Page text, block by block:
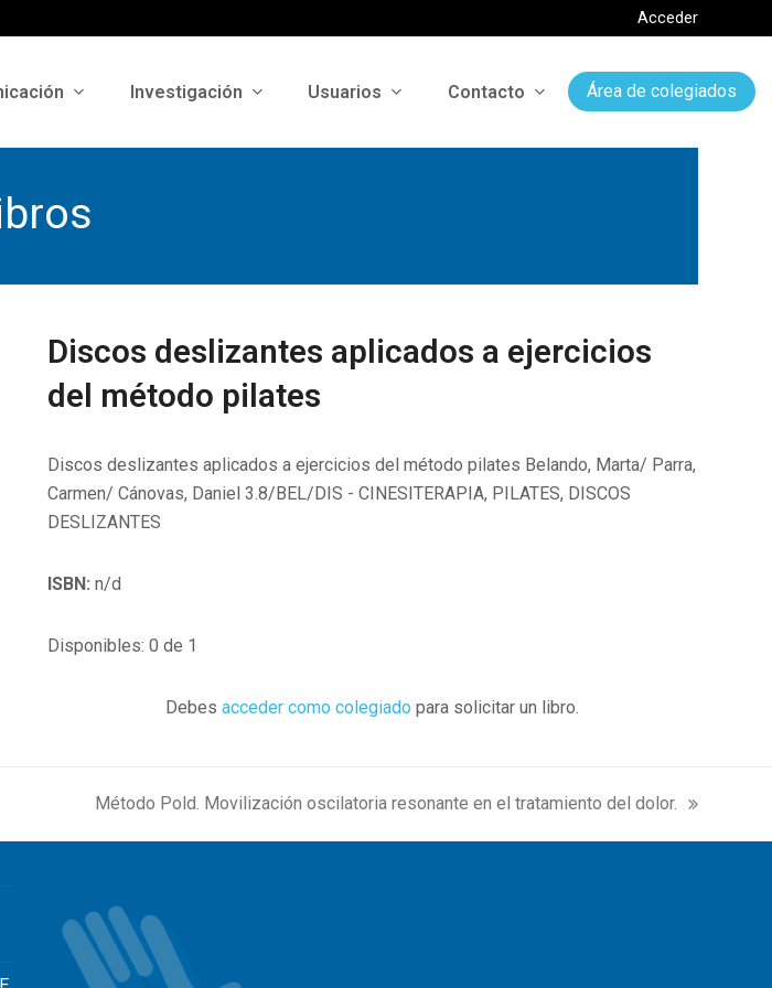
Acceder
Investigación Usuarios Contacto Área de colegiados
Discos deslizantes aplicados a ejercicios
del método pilates
Discos deslizantes aplicados a ejercicios del método pilates Belando, Marta/ Parra,
Carmen/ Cánovas, Daniel 3.8/BEL/DIS - CINESITERAPIA, PILATES, DISCOS
DESLIZANTES
ISBN: n/d
Disponibles: 0 de 1
Debesacceder como colegiado para solicitar un libro.
next
post:
Método Pold. Movilización oscilatoria resonante en el tratamiento del dolor.